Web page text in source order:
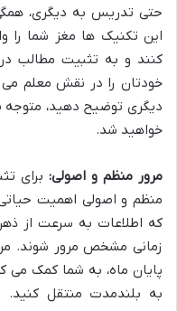
حتی تدریس به دیگری،
این تکنیک ها مغز شما را
کنند و به تثبیت مطالب
خودتان را در نقش معلم
دیگری توضیح دهید،
خواهید شد.
مرور منظم و اصولی:برای
منظم و اصولی اهمیت
که اطلاعات به سرعت از
زمانی مشخص مرور شوند.
پایان ماه، به شما کمک می
به بلندمدت منتقل